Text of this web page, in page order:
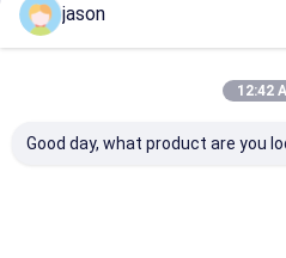
Порекомендованные
jason
12:42
Good day, what product are you